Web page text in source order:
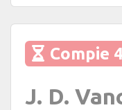
Compie
J. D.